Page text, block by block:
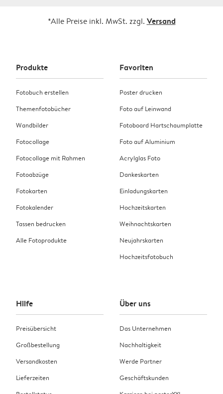
*Alle Preise inkl. MwSt. zzgl. Versand
Produkte
Fotobuch erstellen
Themenfotobücher
Wandbilder
Fotocollage
Fotocollage mit Rahmen
Fotoabzüge
Fotokarten
Fotokalender
Tassen bedrucken
Alle Fotoprodukte
Favoriten
Poster drucken
Foto auf Leinwand
Fotoboard Hartschaumplatte
Foto auf Aluminium
Acrylglas Foto
Dankeskarten
Einladungskarten
Hochzeitskarten
Weihnachtskarten
Neujahrskarten
Hochzeitsfotobuch
Hilfe
Preisübersicht
Großbestellung
Versandkosten
Lieferzeiten
Über uns
Das Unternehmen
Nachhaltigkeit
Werde Partner
Geschäftskunden